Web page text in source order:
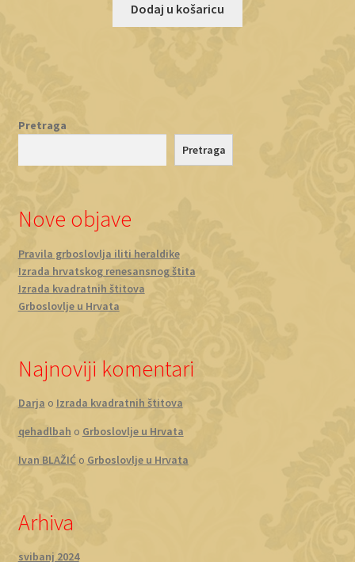
Dodaj u košaricu
Pretraga
Pretraga
Nove objave
Pravila grboslovlja iliti heraldike
Izrada hrvatskog renesansnog štita
Izrada kvadratnih štitova
Grboslovlje u Hrvata
Najnoviji komentari
Darja o Izrada kvadratnih štitova
qehadlbah o Grboslovlje u Hrvata
Ivan BLAŽIĆo Grboslovlje u Hrvata
Arhiva
svibanj 2024